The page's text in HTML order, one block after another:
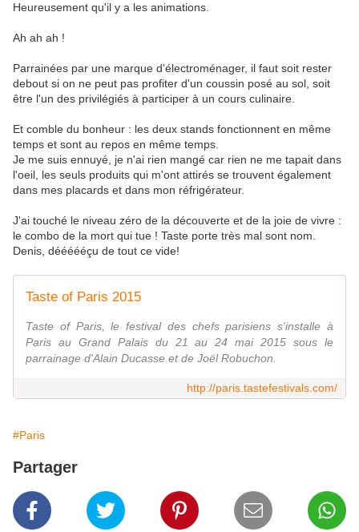
Heureusement qu'il y a les animations.
Ah ah ah !
Parrainées par une marque d'électroménager, il faut soit rester
debout si on ne peut pas profiter d'un coussin posé au sol, soit
être l'un des privilégiés à participer à un cours culinaire.
Et comble du bonheur : les deux stands fonctionnent en même
temps et sont au repos en même temps.
Je me suis ennuyé, je n'ai rien mangé car rien ne me tapait dans
l'oeil, les seuls produits qui m'ont attirés se trouvent également
dans mes placards et dans mon réfrigérateur.
J'ai touché le niveau zéro de la découverte et de la joie de vivre :
le combo de la mort qui tue ! Taste porte très mal sont nom.
Denis, déééééçu de tout ce vide!
Taste of Paris 2015
Taste of Paris, le festival des chefs parisiens s'installe à
Paris au Grand Palais du 21 au 24 mai 2015 sous le
parrainage d'Alain Ducasse et de Joël Robuchon.
http://paris.tastefestivals.com/
#Paris
Partager